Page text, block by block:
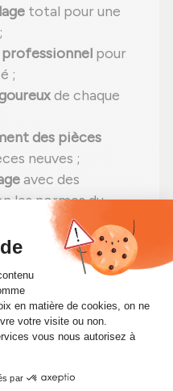
total pour une
pour
;
de chaque
des pièces
neuves ;
avec des
les normes du
sur banc
reconditionné,
:même
plus économique